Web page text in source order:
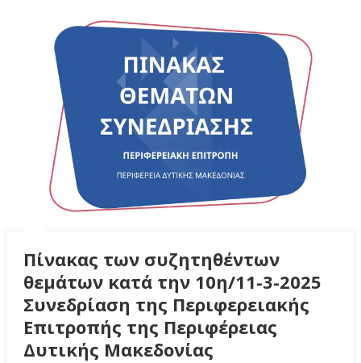
Πίνακας των συζητηθέντων
θεμάτων κατά την 10η/11-3-2025
Συνεδρίαση της Περιφερειακής
Επιτροπής της Περιφέρειας
Δυτικής Μακεδονίας